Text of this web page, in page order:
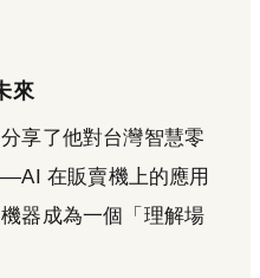
來
享了他對台灣智慧零
在販賣機上的應用
器成為一個「理解場